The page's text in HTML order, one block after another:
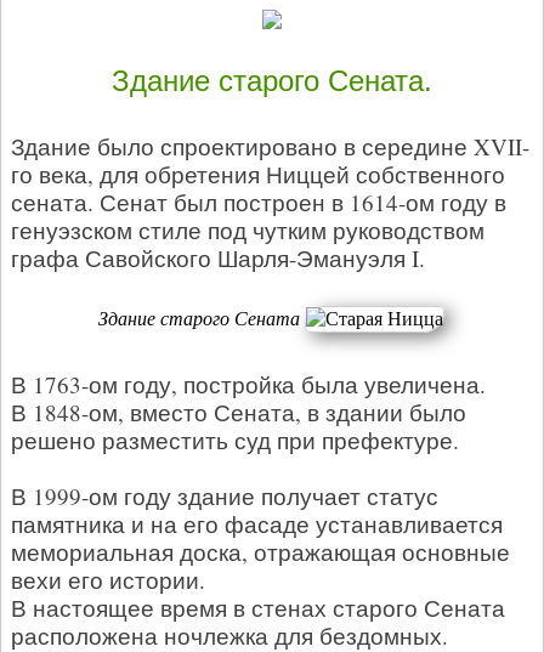
Здание старого Сената.
Здание было спроектировано в середине XVII-
го века, для обретения Ниццей собственного
сената. Сенат был построен в 1614-ом году в
генуэзском стиле под чутким руководством
графа Савойского Шарля-Эмануэля I.
Здание старого Сената
В 1763-ом году, постройка была увеличена.
В 1848-ом, вместо Сената, в здании было
решено разместить суд при префектуре.
В 1999-ом году здание получает статус
памятника и на его фасаде устанавливается
мемориальная доска, отражающая основные
вехи его истории.
В настоящее время в стенах старого Сената
расположена ночлежка для бездомных.